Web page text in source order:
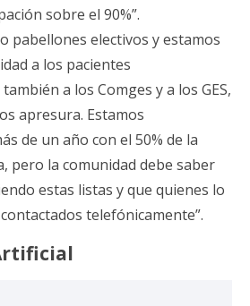
sobre el 90%”.
pabellones electivos y estamos
a los pacientes
a los Comges y a los GES,
apresura. Estamos
de un año con el 50% de la
pero la comunidad debe saber
estas listas y que quienes lo
telefónicamente”.